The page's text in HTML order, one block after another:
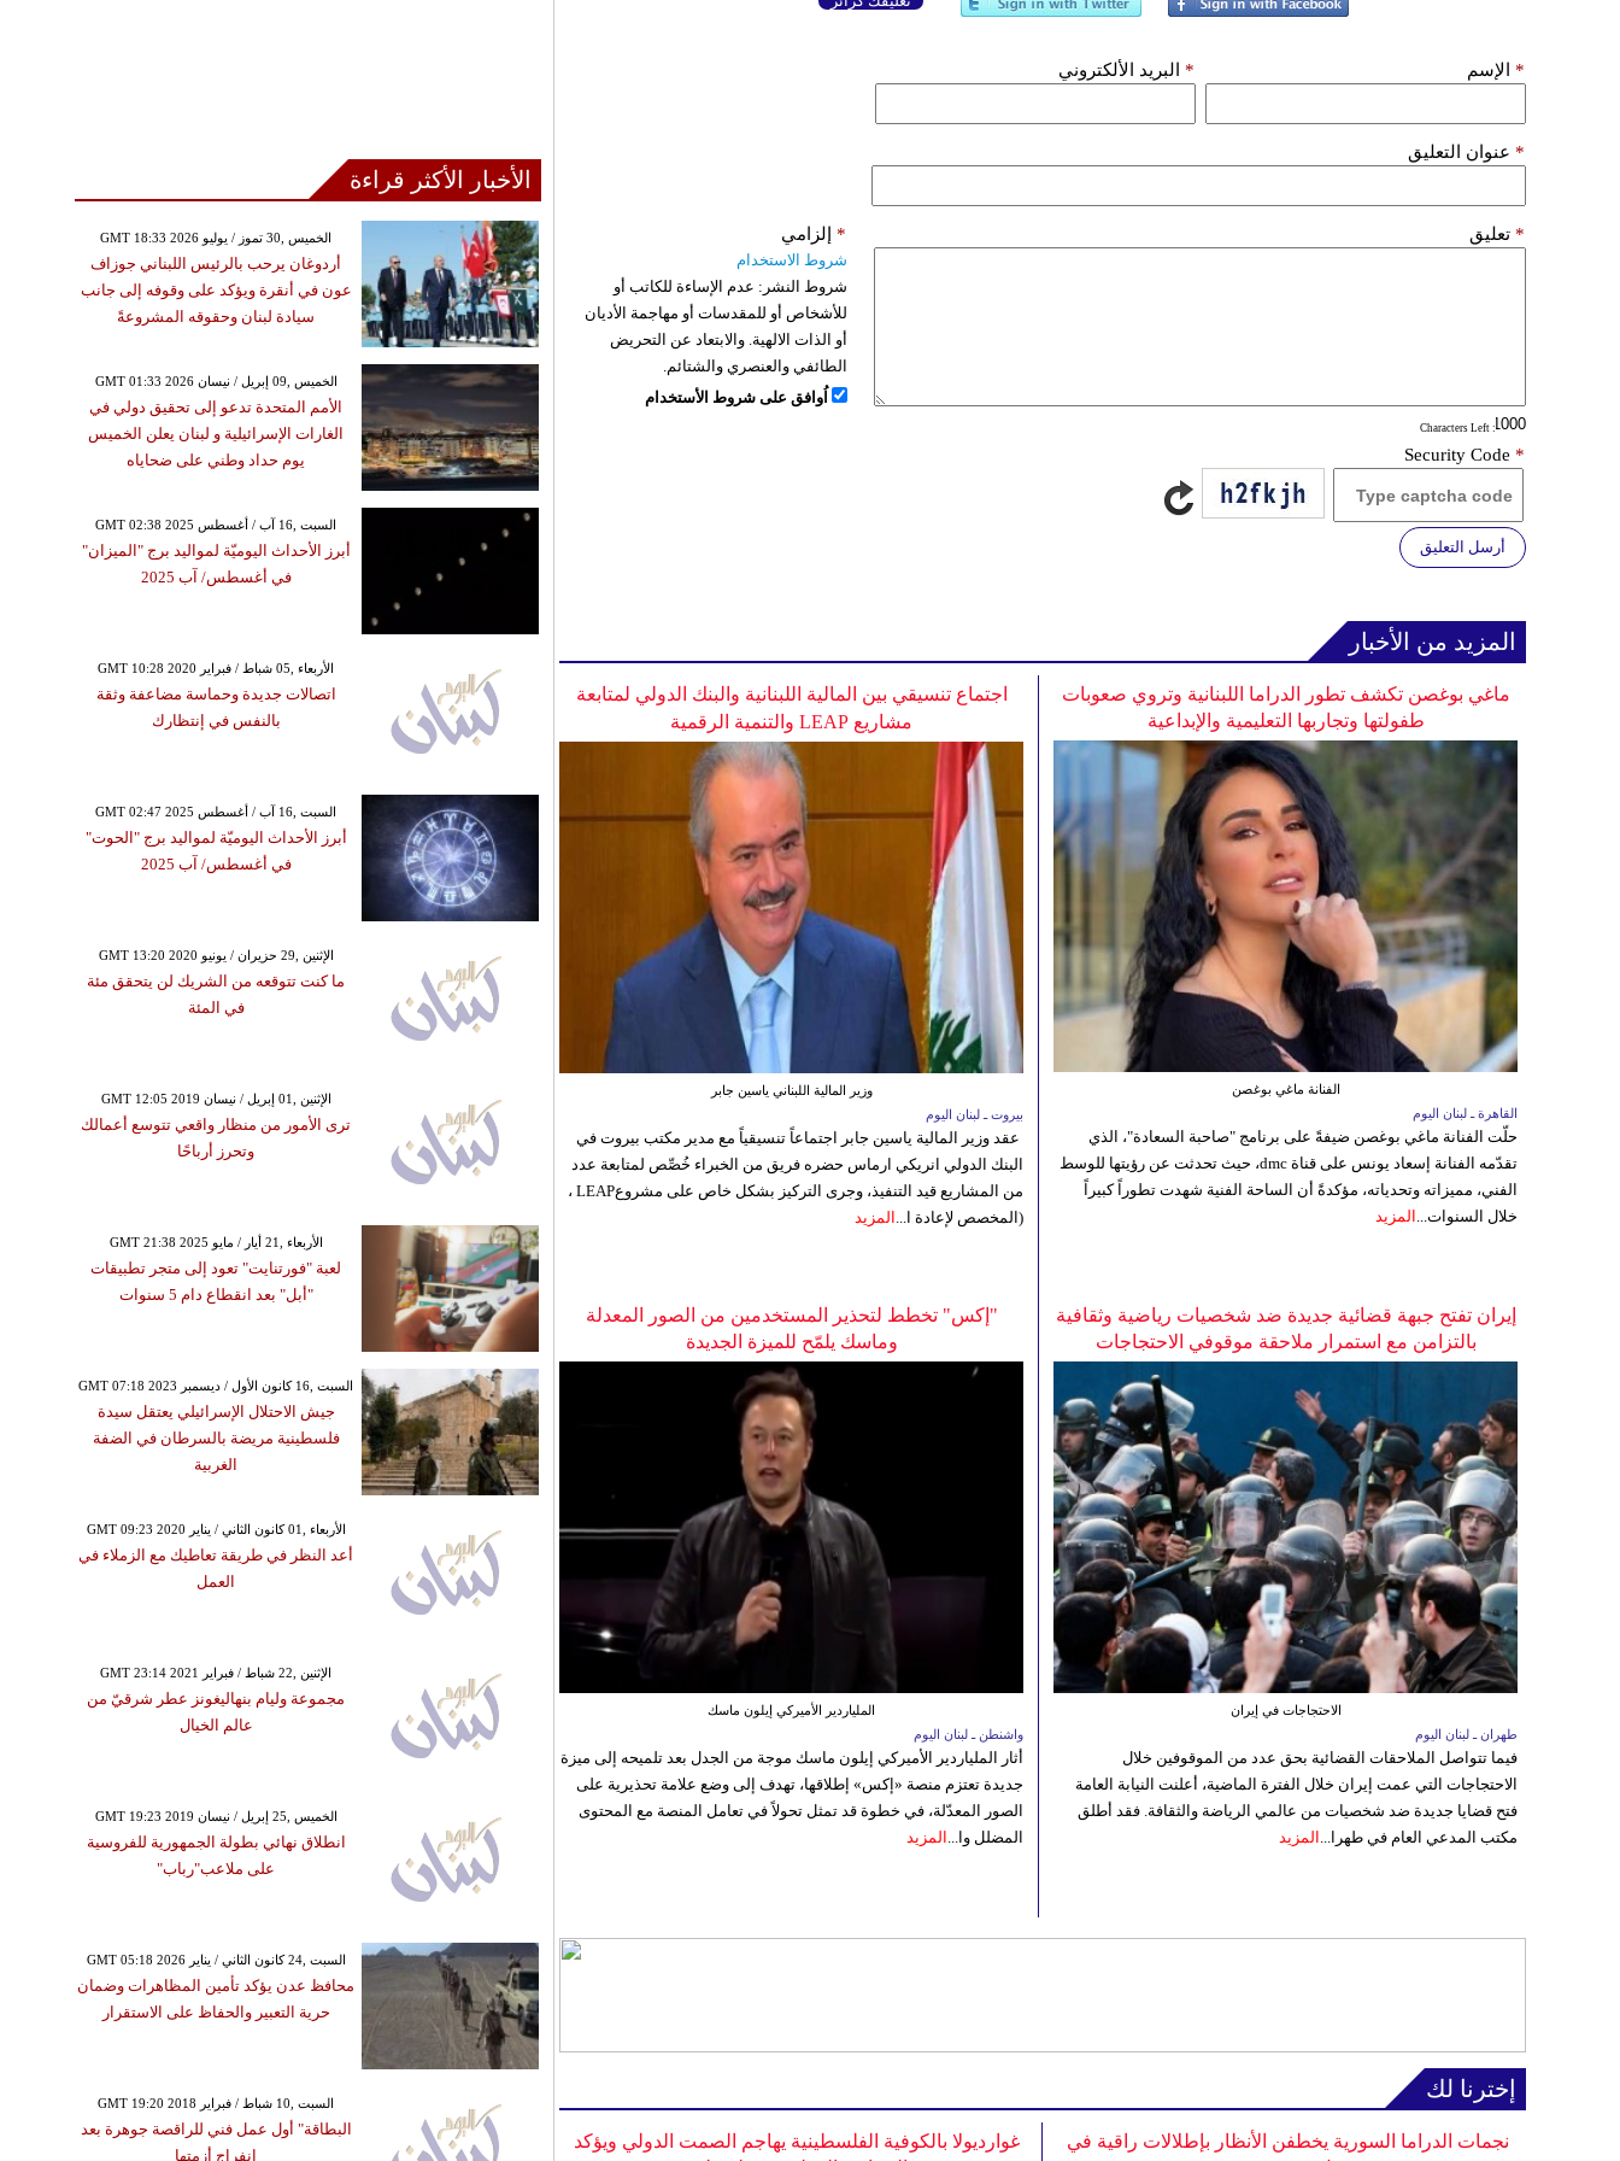
الإسم * البريد الألكتروني *
عنوان التعليق *
تعليق *
: Characters Left
إلزامي *
شروط الاستخدام
شروط النشر: عدم الإساءة للكاتب أو
للأشخاص أو للمقدسات أو مهاجمة الأديان
أو الذات الالهية. والابتعاد عن التحريض
الطائفي والعنصري والشتائم.
اُوافق على شروط الأستخدام
Security Code *
أرسل التعليق
المزيد من الأخبار
اجتماع تنسيقي بين المالية اللبنانية والبنك الدولي لمتابعة
مشاريع LEAP والتنمية الرقمية
وزير المالية اللبناني ياسين جابر
بيروت ـ لبنان اليوم
عقد وزير المالية ياسين جابر اجتماعاً تنسيقياً مع مدير مكتب بيروت في
البنك الدولي انريكي ارماس حضره فريق من الخبراء خُصِّص لمتابعة عدد
من المشاريع قيد التنفيذ، وجرى التركيز بشكل خاص على مشروعLEAP ،
(المخصص لإعادة ا... المزيد
ماغي بوغصن تكشف تطور الدراما اللبنانية وتروي صعوبات
طفولتها وتجاربها التعليمية والإبداعية
الفنانة ماغي بوغصن
القاهرة ـ لبنان اليوم
حلّت الفنانة ماغي بوغصن ضيفةً على برنامج "صاحبة السعادة"، الذي
تقدّمه الفنانة إسعاد يونس على قناة dmc، حيث تحدثت عن رؤيتها للوسط
الفني، مميزاته وتحدياته، مؤكدةً أن الساحة الفنية شهدت تطوراً كبيراً
خلال السنوات... المزيد
"إكس" تخطط لتحذير المستخدمين من الصور المعدلة
وماسك يلمّح للميزة الجديدة
الملياردير الأميركي إيلون ماسك
واشنطن ـ لبنان اليوم
أثار الملياردير الأميركي إيلون ماسك موجة من الجدل بعد تلميحه إلى ميزة
جديدة تعتزم منصة «إكس» إطلاقها، تهدف إلى وضع علامة تحذيرية على
الصور المعدّلة، في خطوة قد تمثل تحولاً في تعامل المنصة مع المحتوى
المضلل وا... المزيد
إيران تفتح جبهة قضائية جديدة ضد شخصيات رياضية وثقافية
بالتزامن مع استمرار ملاحقة موقوفي الاحتجاجات
الاحتجاجات في إيران
طهران ـ لبنان اليوم
فيما تتواصل الملاحقات القضائية بحق عدد من الموقوفين خلال
الاحتجاجات التي عمت إيران خلال الفترة الماضية، أعلنت النيابة العامة
فتح قضايا جديدة ضد شخصيات من عالمي الرياضة والثقافة. فقد أطلق
مكتب المدعي العام في طهرا... المزيد
إخترنا لك
غوارديولا بالكوفية الفلسطينية يهاجم الصمت الدولي ويؤكد
نجمات الدراما السورية يخطفن الأنظار بإطلالات راقية في
الأخبار الأكثر قراءة
GMT 18:33 2026 الخميس ,30 تموز / يوليو
أردوغان يرحب بالرئيس اللبناني جوزاف
عون في أنقرة ويؤكد على وقوفه إلى جانب
سيادة لبنان وحقوقه المشروعةً
GMT 01:33 2026 الخميس ,09 إبريل / نيسان
الأمم المتحدة تدعو إلى تحقيق دولي في
الغارات الإسرائيلية و لبنان يعلن الخميس
يوم حداد وطني على ضحاياه
GMT 02:38 2025 السبت ,16 آب / أغسطس
أبرز الأحداث اليوميّة لمواليد برج "الميزان"
في أغسطس/ آب 2025
GMT 10:28 2020 الأربعاء ,05 شباط / فبراير
اتصالات جديدة وحماسة مضاعفة وثقة
بالنفس في إنتظارك
GMT 02:47 2025 السبت ,16 آب / أغسطس
أبرز الأحداث اليوميّة لمواليد برج "الحوت"
في أغسطس/ آب 2025
GMT 13:20 2020 الإثنين ,29 حزيران / يونيو
ما كنت تتوقعه من الشريك لن يتحقق مئة
في المئة
GMT 12:05 2019 الإثنين ,01 إبريل / نيسان
ترى الأمور من منظار واقعي تتوسع أعمالك
وتحرز أرباحًا
GMT 21:38 2025 الأربعاء ,21 أيار / مايو
لعبة "فورتنايت" تعود إلى متجر تطبيقات
"أبل" بعد انقطاع دام 5 سنوات
GMT 07:18 2023 السبت ,16 كانون الأول / ديسمبر
جيش الاحتلال الإسرائيلي يعتقل سيدة
فلسطينية مريضة بالسرطان في الضفة
الغربية
GMT 09:23 2020 الأربعاء ,01 كانون الثاني / يناير
أعد النظر في طريقة تعاطيك مع الزملاء في
العمل
GMT 23:14 2021 الإثنين ,22 شباط / فبراير
مجموعة وليام بنهاليغونز عطر شرقيّ من
عالم الخيال
GMT 19:23 2019 الخميس ,25 إبريل / نيسان
انطلاق نهائي بطولة الجمهورية للفروسية
على ملاعب"رباب"
GMT 05:18 2026 السبت ,24 كانون الثاني / يناير
محافظ عدن يؤكد تأمين المظاهرات وضمان
حرية التعبير والحفاظ على الاستقرار
GMT 19:20 2018 السبت ,10 شباط / فبراير
البطاقة" أول عمل فني للراقصة جوهرة بعد
انفراج أزمتها